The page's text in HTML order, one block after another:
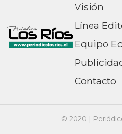
Visión
Línea
Equipo
Contacto
© 2020 |